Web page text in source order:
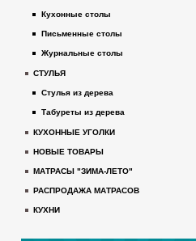
Кухонные столы
Письменные столы
Журнальные столы
СТУЛЬЯ
Стулья из дерева
Табуреты из дерева
КУХОННЫЕ УГОЛКИ
НОВЫЕ ТОВАРЫ
МАТРАСЫ "ЗИМА-ЛЕТО"
РАСПРОДАЖА МАТРАСОВ
КУХНИ